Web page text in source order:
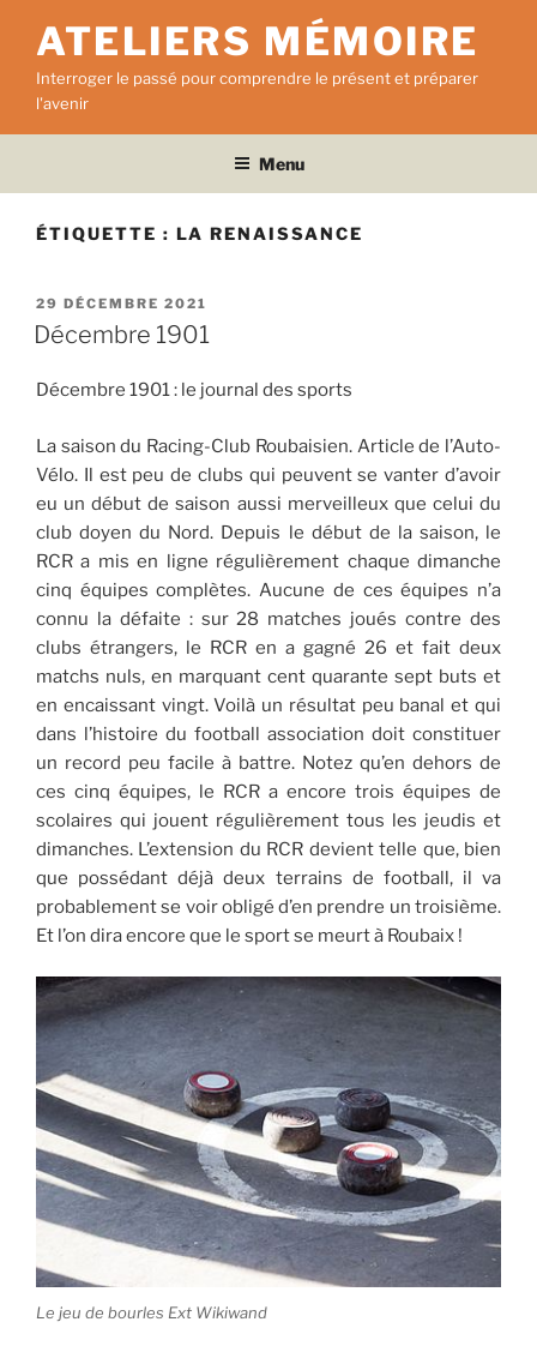
contenu
principal
ATELIERS MÉMOIRE
Interroger le passé pour comprendre le présent et préparer
l'avenir
Menu
ÉTIQUETTE : LA RENAISSANCE
PUBLIÉ
LE
29 DÉCEMBRE 2021
Décembre 1901
Décembre 1901 : le journal des sports
La saison du Racing-Club Roubaisien. Article de l’Auto-
Vélo. Il est peu de clubs qui peuvent se vanter d’avoir
eu un début de saison aussi merveilleux que celui du
club doyen du Nord. Depuis le début de la saison, le
RCR a mis en ligne régulièrement chaque dimanche
cinq équipes complètes. Aucune de ces équipes n’a
connu la défaite : sur 28 matches joués contre des
clubs étrangers, le RCR en a gagné 26 et fait deux
matchs nuls, en marquant cent quarante sept buts et
en encaissant vingt. Voilà un résultat peu banal et qui
dans l’histoire du football association doit constituer
un record peu facile à battre. Notez qu’en dehors de
ces cinq équipes, le RCR a encore trois équipes de
scolaires qui jouent régulièrement tous les jeudis et
dimanches. L’extension du RCR devient telle que, bien
que possédant déjà deux terrains de football, il va
probablement se voir obligé d’en prendre un troisième.
Et l’on dira encore que le sport se meurt à Roubaix !
Le jeu de bourles Ext Wikiwand